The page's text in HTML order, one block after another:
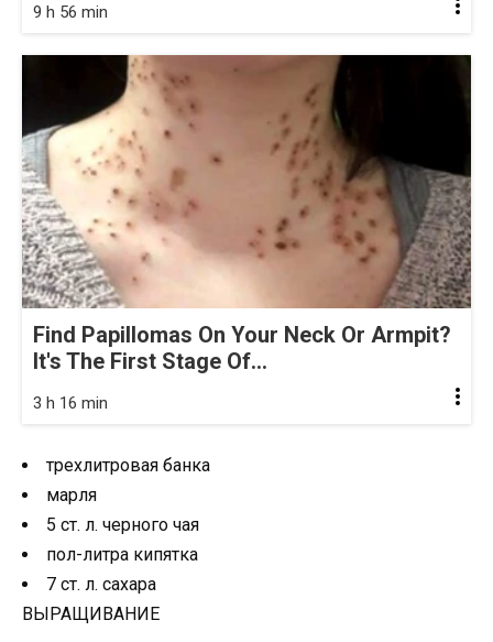
9 h 56 min
Find Papillomas On Your Neck Or Armpit?
It's The First Stage Of...
3 h 16 min
трехлитровая банка
марля
5 ст. л. черного чая
пол-литра кипятка
7 ст. л. сахара
ВЫРАЩИВАНИЕ